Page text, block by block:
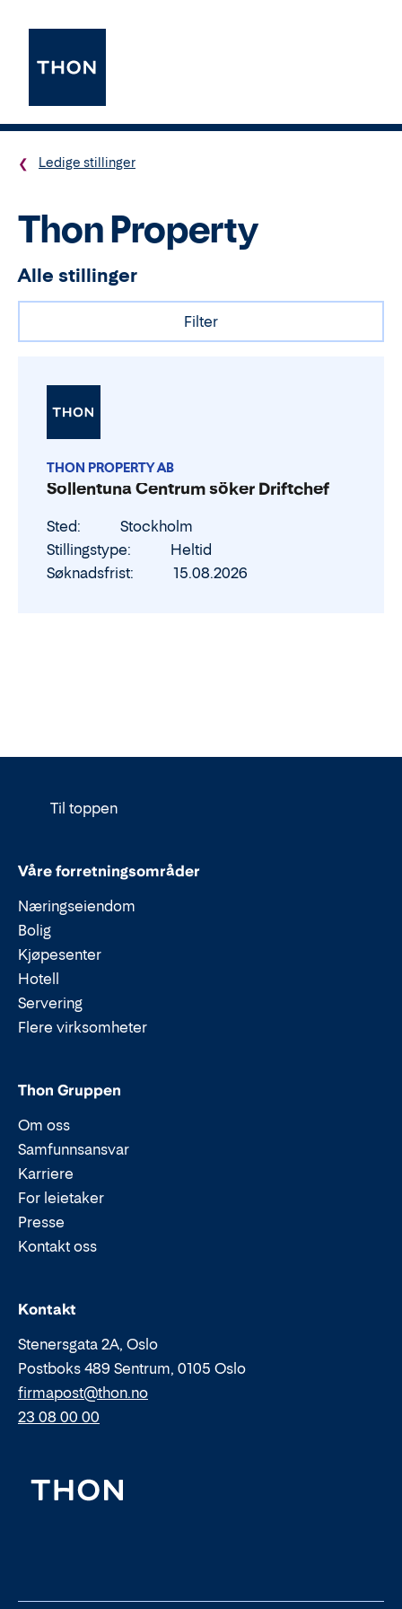
Ledige stillinger
Thon Property
Alle stillinger
Filter
THON PROPERTY AB
Sollentuna Centrum söker Driftchef
Sted
Stockholm
Stillingstype
Heltid
Søknadsfrist
15.08.2026
Til toppen
Våre forretningsområder
Næringseiendom
Bolig
Kjøpesenter
Hotell
Servering
Flere virksomheter
Thon Gruppen
Om oss
Samfunnsansvar
Karriere
For leietaker
Presse
Kontakt oss
Kontakt
Stenersgata 2A, Oslo
Postboks 489 Sentrum, 0105 Oslo
Epost:
firmapost@thon.no
Telefon:
23 08 00 00